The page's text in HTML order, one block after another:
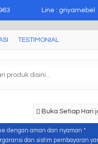
Line : griyamebel
TESTIMONIAL
Buka Setiap Hari
dengan aman dan nyaman *
dan sistim pembayaran